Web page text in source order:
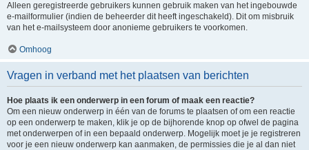
Alleen geregistreerde gebruikers kunnen gebruik maken van het ingebouwde
e-mailformulier (indien de beheerder dit heeft ingeschakeld). Dit om misbruik
van het e-mailsysteem door anonieme gebruikers te voorkomen.
Omhoog
Vragen in verband met het plaatsen van berichten
Hoe plaats ik een onderwerp in een forum of maak een reactie?
Om een nieuw onderwerp in één van de forums te plaatsen of om een reactie
op een onderwerp te maken, klik je op de bijhorende knop op ofwel de pagina
met onderwerpen of in een bepaald onderwerp. Mogelijk moet je je registreren
voor je een nieuw onderwerp kan aanmaken, de permissies die je al dan niet